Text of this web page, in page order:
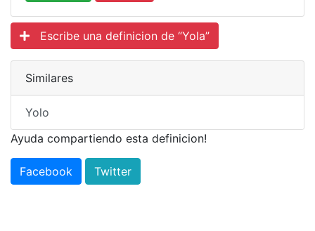
Escribe una definicion de “Yola”
Similares
Yolo
Ayuda compartiendo esta definicion!
Facebook Twitter